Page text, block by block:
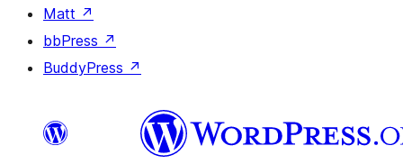
Matt ↗
bbPress ↗
BuddyPress ↗